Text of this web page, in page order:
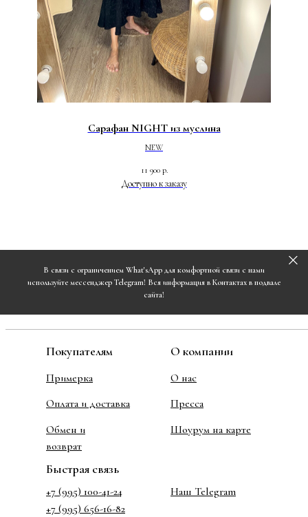
Сарафан NIGHT из муслина
NEW
11 900 р.
В связи с ограничением What'sApp для комфортной связи с нами
используйте мессенджер Telegram! Вся информация в Контактах в подвале
сайта!
Примерка
О нас
Оплата и доставка
Обмен и
возврат
Покупателям О компании
Пресса
Шоурум на карте
Быстрая связь
+7 (995) 100-41-24 Наш Telegram
+7 (995) 656-16-82